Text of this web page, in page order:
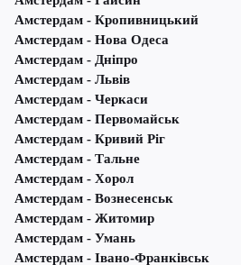
Амстердам - Кропивницький
Амстердам - Нова Одеса
Амстердам - Дніпро
Амстердам - Львів
Амстердам - Черкаси
Амстердам - Первомайськ
Амстердам - Кривий Ріг
Амстердам - Тальне
Амстердам - Хорол
Амстердам - Вознесенськ
Амстердам - Житомир
Амстердам - Умань
Амстердам - Івано-Франківськ